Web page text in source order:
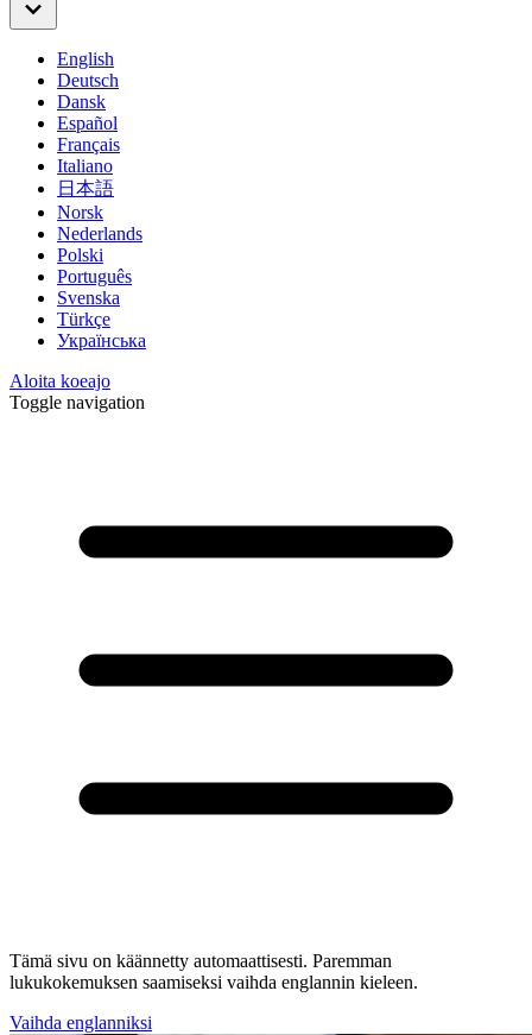
English
Deutsch
Dansk
Español
Français
Italiano
日本語
Norsk
Nederlands
Polski
Português
Svenska
Türkçe
Українська
Aloita koeajo
Toggle navigation
Tämä sivu on käännetty automaattisesti. Paremman
lukukokemuksen saamiseksi vaihda englannin kieleen.
Vaihda englanniksi